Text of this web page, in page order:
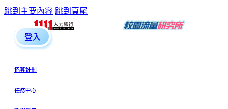
跳到主要內容 跳到頁尾
登入
招募計劃
任務中心